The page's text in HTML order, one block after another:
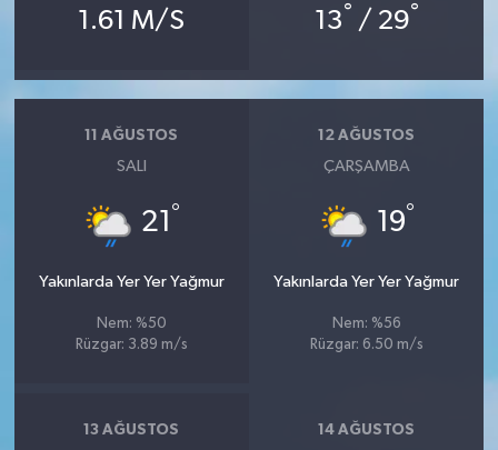
1.61 M/S 13° / 29°
11 AĞUSTOS
SALI
21 °
Yakınlarda Yer Yer Yağmur
Nem: %50
Rüzgar: 3.89 m/s
12 AĞUSTOS
ÇARŞAMBA
19°
Yakınlarda Yer Yer Yağmur
Nem: %56
Rüzgar: 6.50 m/s
13 AĞUSTOS 14 AĞUSTOS